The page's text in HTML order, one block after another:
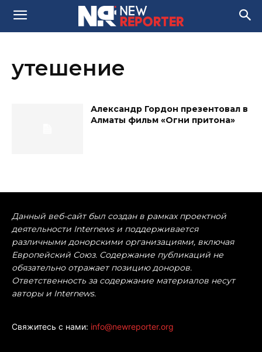
утешение
Александр Гордон презентовал в
Алматы фильм «Огни притона»
Данный веб-сайт был создан в рамках проектной
деятельности Internews и поддерживается
различными донорскими организациями, включая
Европейский Союз. Содержание публикаций не
обязательно отражает позицию доноров.
Ответственность за содержание материалов несут
авторы и Internews.
Свяжитесь с нами: info@newreporter.org